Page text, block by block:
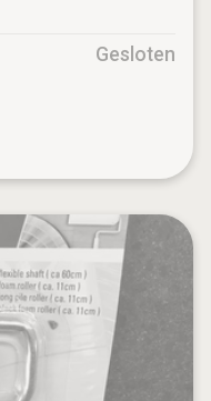
Gesloten